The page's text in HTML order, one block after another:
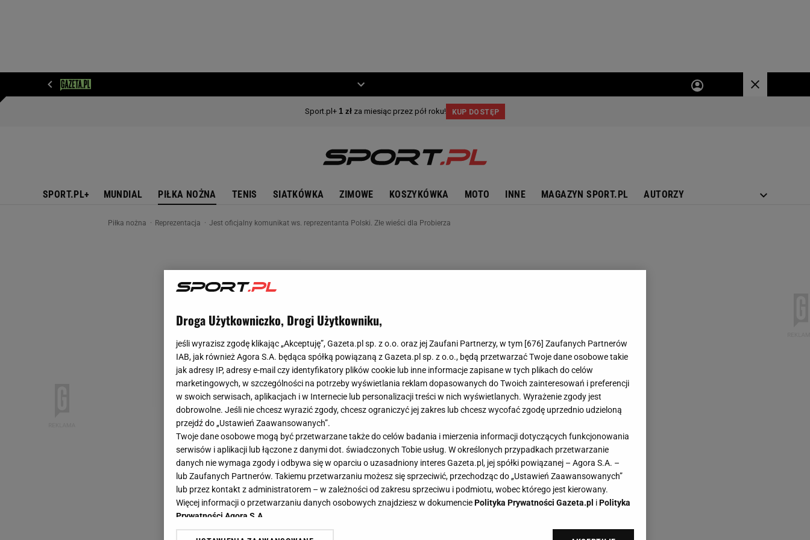
SPORT.PL+ MUNDIAL PIŁKA NOŻNA TENIS SIATKÓWKA ZIMOWE KOSZYKÓWKA MOTO INNE MAGAZYN SPORT.PL AUTORZY
Piłka nożna Reprezentacja Jest oficjalny komunikat ws. reprezentanta Polski. Złe wieści dla Probierza
Droga Użytkowniczko, Drogi Użytkowniku,
jeśli wyrazisz zgodę klikając „Akceptuję”, Gazeta.pl sp. z o.o. oraz jej Zaufani Partnerzy, w tym [676] Zaufanych Partnerów
IAB, jak również Agora S.A. będąca spółką powiązaną z Gazeta.pl sp. z o.o., będą przetwarzać Twoje dane osobowe takie
jak adresy IP, adresy e-mail czy identyfikatory plików cookie lub inne informacje zapisane w tych plikach do celów
marketingowych, w szczególności na potrzeby wyświetlania reklam dopasowanych do Twoich zainteresowań i preferencji
w swoich serwisach, aplikacjach i w Internecie lub personalizacji treści w nich wyświetlanych. Wyrażenie zgody jest
dobrowolne. Jeśli nie chcesz wyrazić zgody, chcesz ograniczyć jej zakres lub chcesz wycofać zgodę uprzednio udzieloną
przejdź do „Ustawień Zaawansowanych”.
Twoje dane osobowe mogą być przetwarzane także do celów badania i mierzenia informacji dotyczących funkcjonowania
serwisów i aplikacji lub łączone z danymi dot. świadczonych Tobie usług. W określonych przypadkach przetwarzanie
danych nie wymaga zgody i odbywa się w oparciu o uzasadniony interes Gazeta.pl, jej spółki powiązanej – Agora S.A. –
lub Zaufanych Partnerów. Takiemu przetwarzaniu możesz się sprzeciwić, przechodząc do „Ustawień Zaawansowanych”
lub przez kontakt z administratorem – w zależności od zakresu sprzeciwu i podmiotu, wobec którego jest kierowany.
Więcej informacji o przetwarzaniu danych osobowych znajdziesz w dokumenciePolityka Prywatności Gazeta.pl iPolityka
Prywatności Agora S.A.